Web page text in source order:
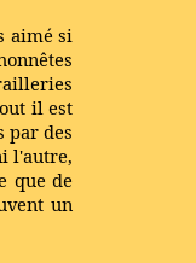
aimé si
il est
par des
l'autre,
que de
un